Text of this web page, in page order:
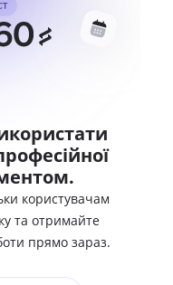
користувачам
та отримайте
прямо зараз.